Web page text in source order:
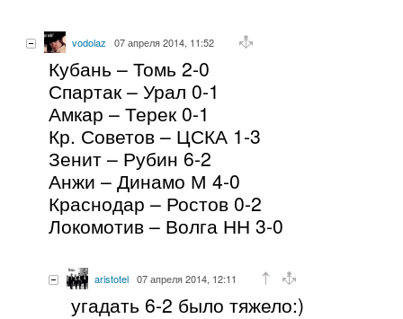
vodolaz 07 апреля 2014, 11:52
Кубань – Томь 2-0
Спартак – Урал 0-1
Амкар – Терек 0-1
Кр. Советов – ЦСКА 1-3
Зенит – Рубин 6-2
Анжи – Динамо М 4-0
Краснодар – Ростов 0-2
Локомотив – Волга НН 3-0
aristotel 07 апреля 2014, 12:11
угадать 6-2 было тяжело:)